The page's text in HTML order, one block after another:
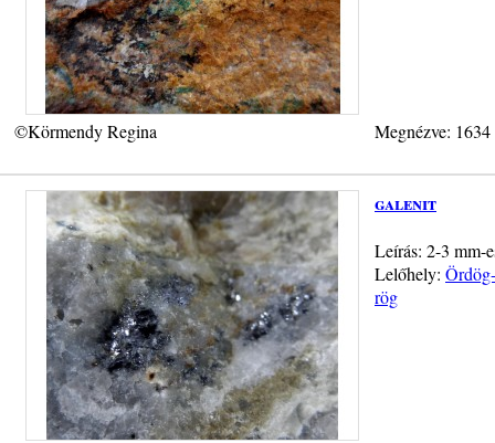
©Körmendy Regina Megnézve:
galenit
Leírás: 2-3 mm-
Lelőhely:
rög